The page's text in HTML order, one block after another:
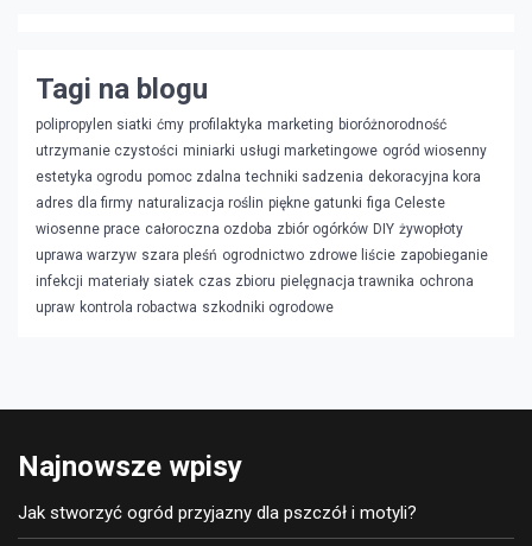
Tagi na blogu
polipropylen siatki ćmy profilaktyka marketing bioróżnorodność
utrzymanie czystości miniarki usługi marketingowe ogród wiosenny
estetyka ogrodu pomoc zdalna techniki sadzenia dekoracyjna kora
adres dla firmy naturalizacja roślin piękne gatunki figa Celeste
wiosenne prace całoroczna ozdoba zbiór ogórków DIY żywopłoty
uprawa warzyw szara pleśń ogrodnictwo zdrowe liście zapobieganie
infekcji materiały siatek czas zbioru pielęgnacja trawnika ochrona
upraw kontrola robactwa szkodniki ogrodowe
Najnowsze wpisy
Jak stworzyć ogród przyjazny dla pszczół i motyli?